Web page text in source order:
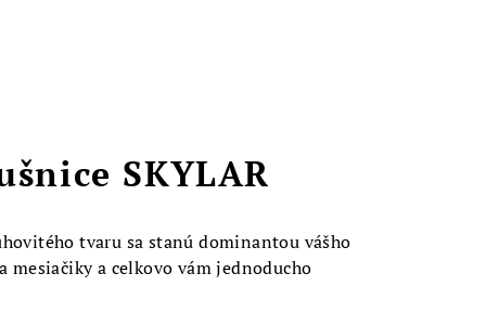
SKYLAR
tvaru sa stanú dominantou vášho
a celkovo vám jednoducho